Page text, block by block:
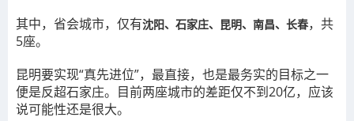
其中，省会城市，仅有沈阳、石家庄、昆明、南昌、长春，共
5座。
昆明要实现“真先进位”，最直接，也是最务实的目标之一
便是反超石家庄。目前两座城市的差距仅不到20亿，应该
说可能性还是很大。